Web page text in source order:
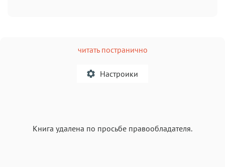
читать постранично
Настроики
Книга удалена по просьбе правообладателя.